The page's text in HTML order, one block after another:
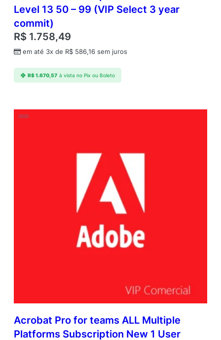
Level 13 50 – 99 (VIP Select 3 year
commit)
R$ 1.758,49
em até 3x de R$ 586,16 sem juros
R$1.670,57 à vista no Pix ou Boleto
Acrobat Pro for teams ALL Multiple
Platforms Subscription New 1 User